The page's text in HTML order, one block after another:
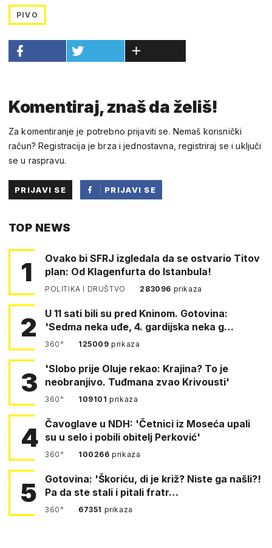
PIVO
Komentiraj, znaš da želiš!
Za komentiranje je potrebno prijaviti se. Nemaš korisnički
račun? Registracija je brza i jednostavna, registriraj se i uključi
se u raspravu.
PRIJAVI SE
PRIJAVI SE
TOP NEWS
1
Ovako bi SFRJ izgledala da se ostvario Titov
plan: Od Klagenfurta do Istanbula!
POLITIKA I DRUŠTVO 283096 prikaza
2
U 11 sati bili su pred Kninom. Gotovina:
'Sedma neka uđe, 4. gardijska neka g…
360° 125009prikaza
3
'Slobo prije Oluje rekao: Krajina? To je
neobranjivo. Tuđmana zvao Krivousti'
360° 109101prikaza
4 Čavoglave u NDH: 'Četnici iz Moseća upali
su u selo i pobili obitelj Perković'
360° 100266prikaza
5
Gotovina: 'Škoriću, di je križ? Niste ga našli?!
Pa da ste stali i pitali fratr…
360° 67351 prikaza